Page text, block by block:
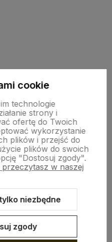
cookie
technologie
strony i
ofertę do Twoich
wykorzystanie
plików i przejść do
plików do swoich
"Dostosuj zgody".
w naszej
niezbędne
zgody